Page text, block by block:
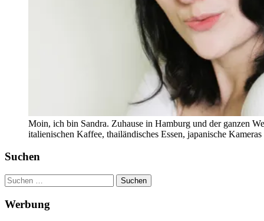
Moin, ich bin Sandra. Zuhause in Hamburg und der ganzen
italienischen Kaffee, thailändisches Essen, japanische
Suchen
Suchen
nach:
Werbung